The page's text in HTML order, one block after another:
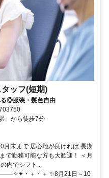
ッフ(短期)
◎服装・髪色自由
」から徒歩7分
月末まで 居心地が良ければ 長期
で勤務可能な方も大歓迎！ ＜月
内でシフト...
・＋・＋ ✨8月21日～10